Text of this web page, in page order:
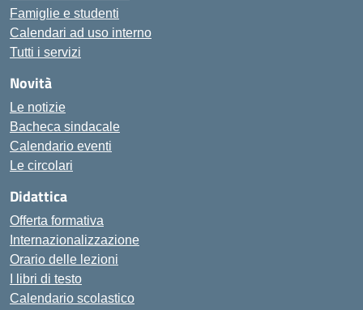
Famiglie e studenti
Calendari ad uso interno
Tutti i servizi
Novità
Le notizie
Bacheca sindacale
Calendario eventi
Le circolari
Didattica
Offerta formativa
Internazionalizzazione
Orario delle lezioni
I libri di testo
Calendario scolastico